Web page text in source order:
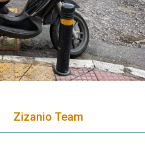
Zizanio Team